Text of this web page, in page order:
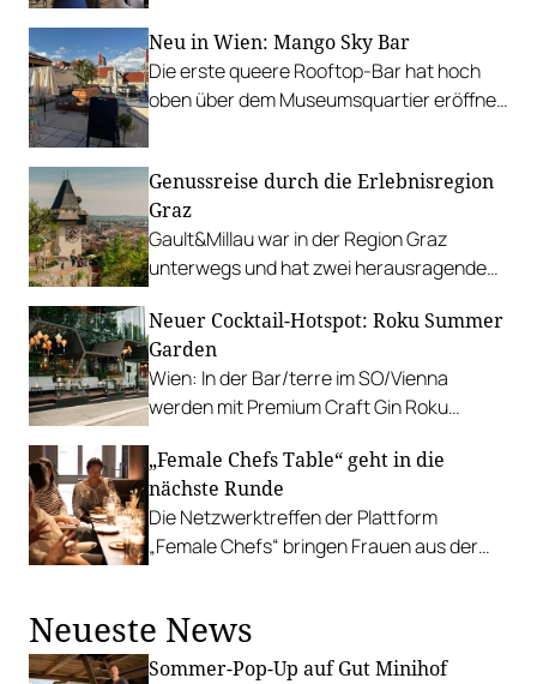
der Provence.
Neu in Wien: Mango Sky Bar
Die erste queere Rooftop-Bar hat hoch
oben über dem Museumsquartier eröffnet,
Genussreise durch die Erlebnisregion
Graz
Gault&Millau war in der Region Graz
unterwegs und hat zwei herausragende
kulinarische Empfehlungen.
Neuer Cocktail-Hotspot: Roku Summer
Garden
Wien: In der Bar/terre im SO/Vienna
werden mit Premium Craft Gin Roku
„Female Chefs Table“ geht in die
nächste Runde
Die Netzwerktreffen der Plattform
„Female Chefs“ bringen Frauen aus der
Neueste News
Sommer-Pop-Up auf Gut Minihof